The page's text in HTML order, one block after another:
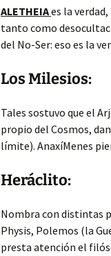
ALETHEIAes la
tanto como
del No-Ser: eso es la
Los Milesios:
Tales sostuvo que el
propio del Cosmos,
límite). AnaxíMenes
Heráclito:
Nombra con distintas
Physis, Polemos (la
presta atención el